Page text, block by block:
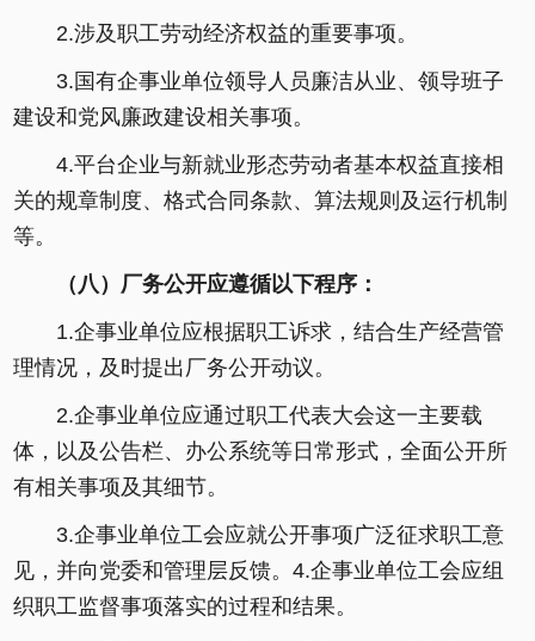
2.涉及职工劳动经济权益的重要事项。
3.国有企事业单位领导人员廉洁从业、领导班子
建设和党风廉政建设相关事项。
4.平台企业与新就业形态劳动者基本权益直接相
关的规章制度、格式合同条款、算法规则及运行机制
等。
（八）厂务公开应遵循以下程序：
1.企事业单位应根据职工诉求，结合生产经营管
理情况，及时提出厂务公开动议。
2.企事业单位应通过职工代表大会这一主要载
体，以及公告栏、办公系统等日常形式，全面公开所
有相关事项及其细节。
3.企事业单位工会应就公开事项广泛征求职工意
见，并向党委和管理层反馈。4.企事业单位工会应组
织职工监督事项落实的过程和结果。